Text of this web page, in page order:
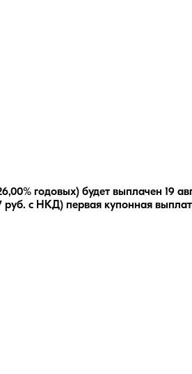
годовых) будет выплачен 19
руб. с НКД) первая купонная